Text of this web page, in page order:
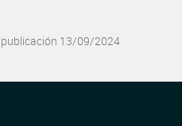
publicación 13/09/2024